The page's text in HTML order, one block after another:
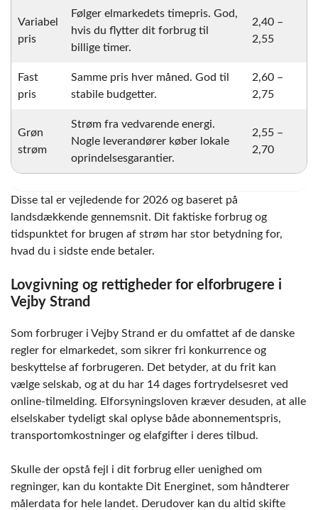
Variabel
pris
Følger elmarkedets timepris. God,
hvis du flytter dit forbrug til
billige timer.
2,40 –
2,55
Fast
pris
Samme pris hver måned. God til
stabile budgetter.
2,60 –
2,75
Grøn
strøm
Strøm fra vedvarende energi.
Nogle leverandører køber lokale
oprindelsesgarantier.
2,55 –
2,70
Disse tal er vejledende for 2026 og baseret på
landsdækkende gennemsnit. Dit faktiske forbrug og
tidspunktet for brugen af strøm har stor betydning for,
hvad du i sidste ende betaler.
Lovgivning og rettigheder for elforbrugere i
Vejby Strand
Som forbruger i Vejby Strand er du omfattet af de danske
regler for elmarkedet, som sikrer fri konkurrence og
beskyttelse af forbrugeren. Det betyder, at du frit kan
vælge selskab, og at du har 14 dages fortrydelsesret ved
online-tilmelding. Elforsyningsloven kræver desuden, at alle
elselskaber tydeligt skal oplyse både abonnementspris,
transportomkostninger og elafgifter i deres tilbud.
Skulle der opstå fejl i dit forbrug eller uenighed om
regninger, kan du kontakte Dit Energinet, som håndterer
målerdata for hele landet. Derudover kan du altid skifte